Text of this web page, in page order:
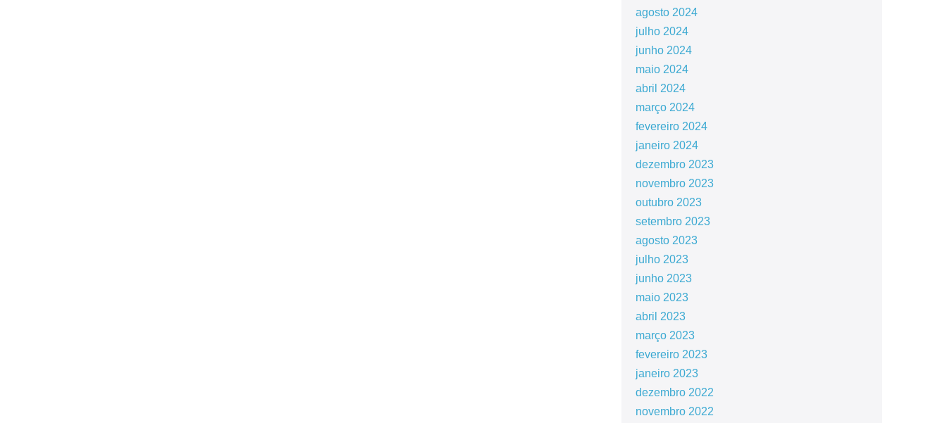
agosto 2024
julho 2024
junho 2024
maio 2024
abril 2024
março 2024
fevereiro 2024
janeiro 2024
dezembro 2023
novembro 2023
outubro 2023
setembro 2023
agosto 2023
julho 2023
junho 2023
maio 2023
abril 2023
março 2023
fevereiro 2023
janeiro 2023
dezembro 2022
novembro 2022